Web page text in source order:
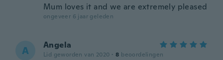
Mum loves it and we are extremely pleased
ongeveer 6 jaar geleden
A Angela
Lid geworden van 2020 · 8 beoordelingen